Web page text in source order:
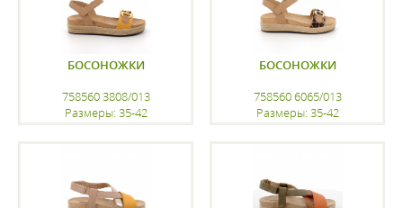
БОСОНОЖКИ
758560 3808/013
Размеры: 35-42
БОСОНОЖКИ
758560 6065/013
Размеры: 35-42